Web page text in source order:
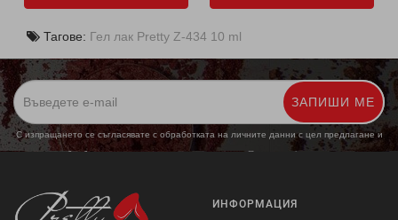
Тагове: Гел лак Pretty Z-434 10 ml
ЗАПИШИ МЕ
С изпращането се съгласявате с обработката на личните данни с цел предлагане и
обработка на маркетингови предложения. Повече информация
ИНФОРМАЦИЯ